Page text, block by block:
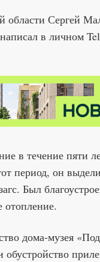
области Сергей
в личном
в течение пяти
период, он
Был
отопление.
дома-музея